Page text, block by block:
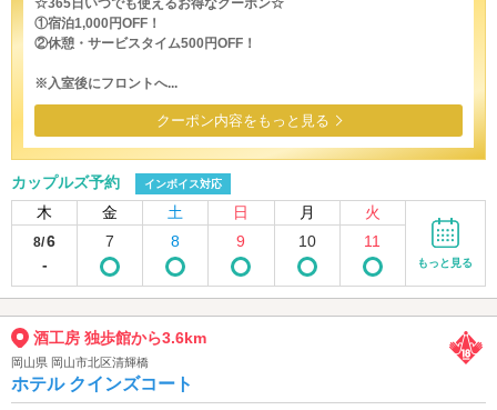
☆365日いつでも使えるお得なクーポン☆
①宿泊1,000円OFF！
②休憩・サービスタイム500円OFF！
※入室後にフロントへ...
クーポン内容をもっと見る
カップルズ予約 インボイス対応
木 金 土 日 月 火
8/6
-
7 8 9 10 11
もっと見る
酒工房 独歩館から3.6km
岡山県 岡山市北区清輝橋
ホテル クインズコート